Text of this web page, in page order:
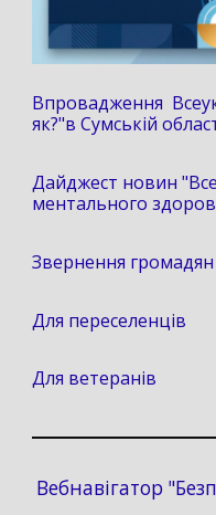
Впровадження
як?"в Сумській
Дайджест новин
ментального
Звернення громадян
Для переселенців
Для ветеранів
Вебнавігатор